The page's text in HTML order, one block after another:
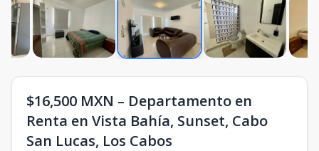
$16,500 MXN – Departamento en
Renta en Vista Bahía, Sunset, Cabo
San Lucas, Los Cabos